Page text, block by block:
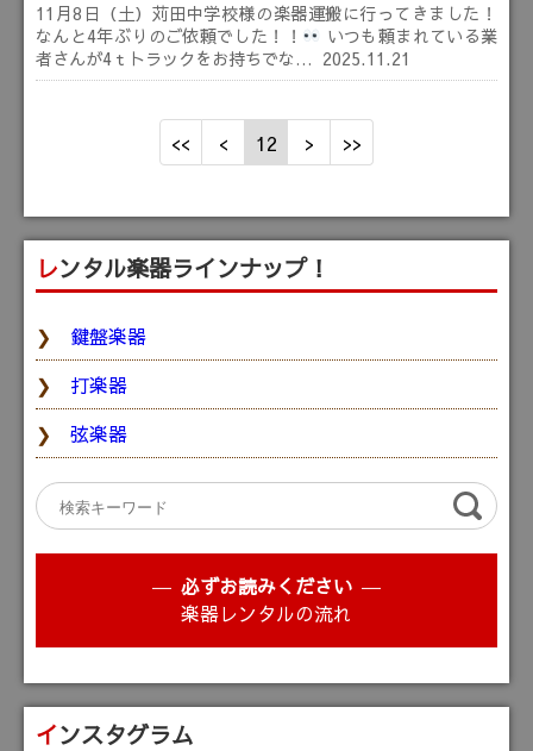
11月8日（土）苅田中学校様の楽器運搬に行ってきました！
なんと4年ぶりのご依頼でした！！
いつも頼まれている業
者さんが4ｔトラックをお持ちでな… 2025.11.21
12
レンタル楽器ラインナップ！
鍵盤楽器
打楽器
弦楽器
必ずお読みください
楽器レンタルの流れ
インスタグラム